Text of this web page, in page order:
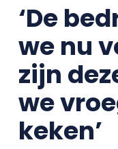
‘De
we nu
zijn
we
keken’